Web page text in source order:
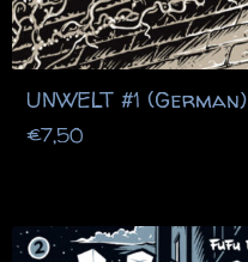
UNWELT #1 (German)
€7,50